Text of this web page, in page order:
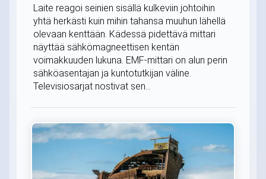
Laite reagoi seinien sisällä kulkeviin johtoihin
yhtä herkästi kuin mihin tahansa muuhun lähellä
olevaan kenttään. Kädessä pidettävä mittari
näyttää sähkömagneettisen kentän
voimakkuuden lukuna. EMF-mittari on alun perin
sähköasentajan ja kuntotutkijan väline.
Televisiosarjat nostivat sen...